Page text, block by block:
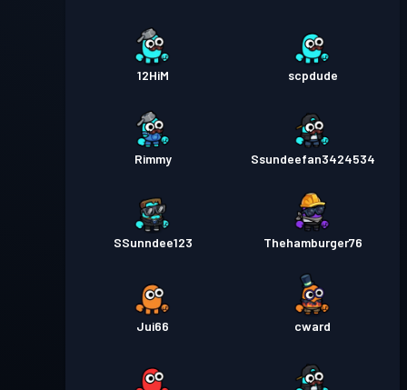
12HiM scpdude
Rimmy Ssundeefan3424534
SSunndee123 Thehamburger76
Jui66 cward